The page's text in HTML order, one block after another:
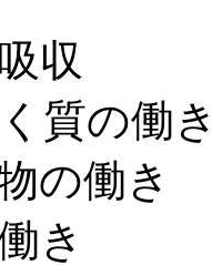
収
質の働
の働き
き